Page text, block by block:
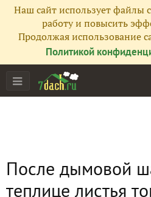
Наш сайт использует файлы
работу и повысить
Продолжая использование
Политикой
После дымовой
теплице листья